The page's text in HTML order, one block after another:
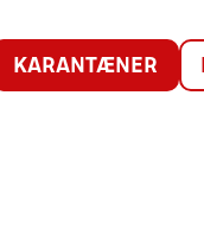
KARANTÆNER